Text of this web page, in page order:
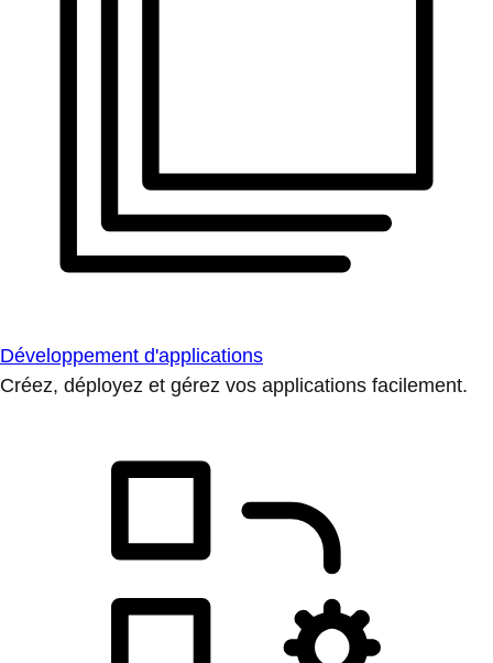
Développement d'applications
Créez, déployez et gérez vos applications facilement.